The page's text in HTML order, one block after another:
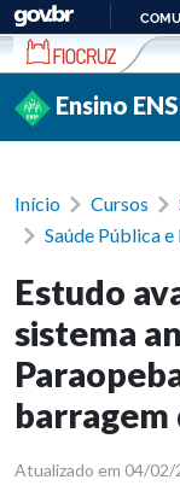
Ir para conteúdo
Ensino
Início Cursos
Saúde Pública
Estudo
sistema
barragem
Atualizado em 04/02/